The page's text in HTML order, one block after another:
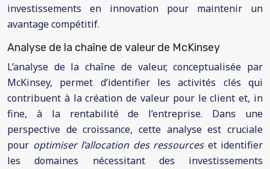
investissements en innovation pour maintenir un
avantage compétitif.
Analyse de la chaîne de valeur de McKinsey
L’analyse de la chaîne de valeur, conceptualisée par
McKinsey, permet d’identifier les activités clés qui
contribuent à la création de valeur pour le client et, in
fine, à la rentabilité de l’entreprise. Dans une
perspective de croissance, cette analyse est cruciale
pour optimiser l’allocation des ressources et identifier
les domaines nécessitant des investissements